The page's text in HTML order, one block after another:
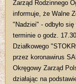
Zarząd Rodzinnego
informuje, że Walne
"Nadziei" - odbyło
terminie o godz.
Działkowego
przez koronawirus
Okręgowy Zarząd
działając na